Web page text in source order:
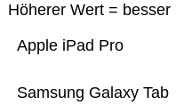
Höherer Wert = besser
Samsung Galaxy Tab
Apple iPad Pro